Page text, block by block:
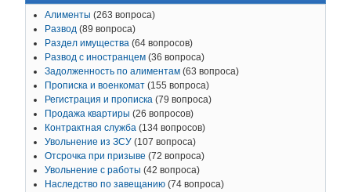
Алименты (263 вопроса)
Развод (89 вопроса)
Раздел имущества (64 вопросов)
Развод с иностранцем (36 вопроса)
Задолженность по алиментам (63 вопроса)
Прописка и военкомат (155 вопроса)
Регистрация и прописка (79 вопроса)
Продажа квартиры (26 вопросов)
Контрактная служба (134 вопросов)
Увольнение из ЗСУ (107 вопроса)
Отсрочка при призыве (72 вопроса)
Увольнение с работы (42 вопроса)
Наследство по завещанию (74 вопроса)